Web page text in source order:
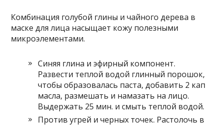
Комбинация голубой глины и чайного дерева в
маске для лица насыщает кожу полезными
микроэлементами.
Синяя глина и эфирный компонент.
Развести теплой водой глинный порошок,
чтобы образовалась паста, добавить 2 кап
масла, размешать и намазать на лицо.
Выдержать 25 мин. и смыть теплой водой.
Против угрей и черных точек. Растолочь в